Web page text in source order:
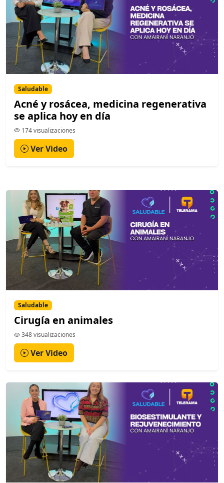
Saludable
Acné y rosácea, medicina regenerativa
se aplica hoy en día
174 visualizaciones
Ver Video
Saludable
Cirugía en animales
348 visualizaciones
Ver Video